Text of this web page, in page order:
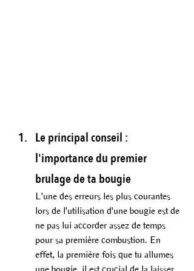
Le principal conseil :
l'importance du premier
brulage de ta bougie
L'une des erreurs les plus courantes
lors de l'utilisation d'une bougie est de
ne pas lui accorder assez de temps
pour sa première combustion. En
effet, la première fois que tu allumes